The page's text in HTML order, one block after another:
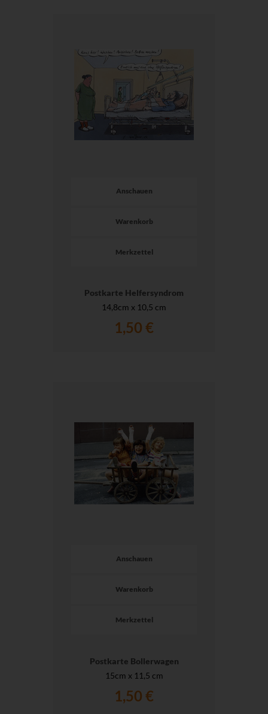
Anschauen
Warenkorb
Merkzettel
Postkarte Helfersyndrom
14,8cm x 10,5 cm
1,50 €
Anschauen
Warenkorb
Merkzettel
Postkarte Bollerwagen
15cm x 11,5 cm
1,50 €